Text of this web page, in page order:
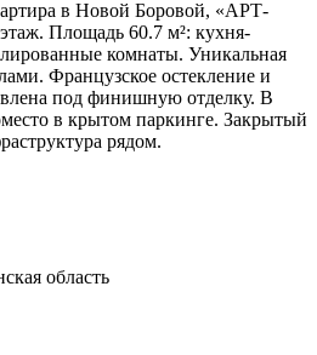
в Новой Боровой, «АРТ-
Площадь 60.7 м²: кухня-
комнаты. Уникальная
Французское остекление и
под финишную отделку. В
в крытом паркинге. Закрытый
рядом.
область